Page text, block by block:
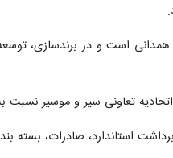
همدانی است و در برندسازی،
سیر و موسیر نسبت به پیگیری
استاندارد، صادرات، بسته